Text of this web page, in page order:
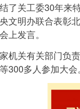
关工委30年来特
文明办联合表彰
上发言。
关有关部门负责
300多人参加大会。